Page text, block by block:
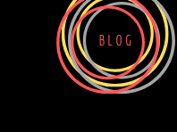
contenido